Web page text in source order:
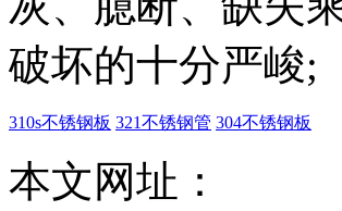
破坏的十分严峻;
310s不锈钢板 321不锈钢管 304不锈钢板
本文网址：